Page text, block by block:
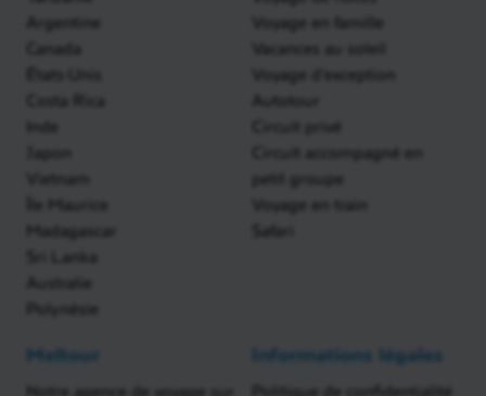
Argentine
Canada
États-Unis
Costa Rica
Inde
Japon
Vietnam
Île Maurice
Madagascar
Sri Lanka
Australie
Polynésie
Voyage en famille
Vacances au soleil
Voyage d'exception
Autotour
Circuit privé
Circuit accompagné en
petit groupe
Voyage en train
Safari
Meltour
Notre agence de voyage sur
Informations légales
Politique de confidentialité